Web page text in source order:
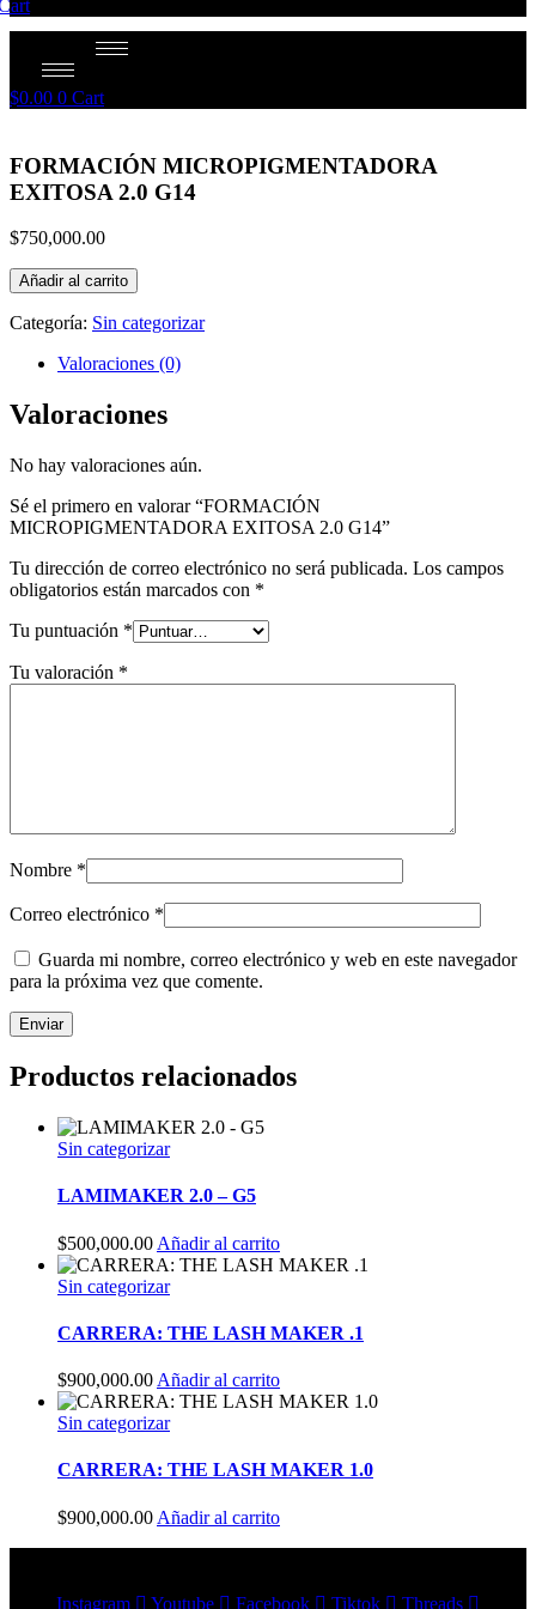
$0.00 0 Cart
FORMACIÓN MICROPIGMENTADORA
EXITOSA 2.0 G14
$750,000.00
Añadir al carrito
Categoría: Sin categorizar
Valoraciones (0)
Valoraciones
No hay valoraciones aún.
Sé el primero en valorar “FORMACIÓN
MICROPIGMENTADORA EXITOSA 2.0 G14”
Tu dirección de correo electrónico no será publicada. Los campos
obligatorios están marcados con *
Tu puntuación *
Tu valoración *
Nombre *
Correo electrónico *
Guarda mi nombre, correo electrónico y web en este navegador
para la próxima vez que comente.
Productos relacionados
Sin categorizar
LAMIMAKER 2.0 – G5
$500,000.00 Añadir al carrito
Sin categorizar
CARRERA: THE LASH MAKER .1
$900,000.00 Añadir al carrito
Sin categorizar
CARRERA: THE LASH MAKER 1.0
$900,000.00 Añadir al carrito
Instagram Youtube Facebook Tiktok Threads